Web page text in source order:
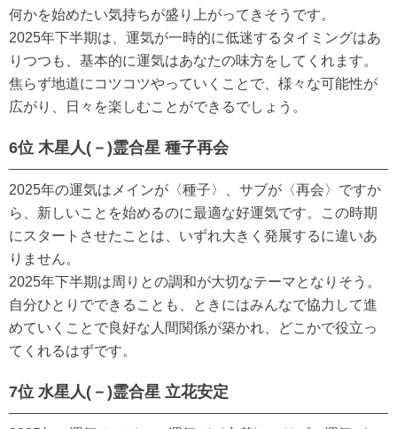
何かを始めたい気持ちが盛り上がってきそうです。
2025年下半期は、運気が一時的に低迷するタイミングはあ
りつつも、基本的に運気はあなたの味方をしてくれます。
焦らず地道にコツコツやっていくことで、様々な可能性が
広がり、日々を楽しむことができるでしょう。
6位 木星人(－)霊合星 種子再会
2025年の運気はメインが〈種子〉、サブが〈再会〉ですか
ら、新しいことを始めるのに最適な好運気です。この時期
にスタートさせたことは、いずれ大きく発展するに違いあ
りません。
2025年下半期は周りとの調和が大切なテーマとなりそう。
自分ひとりでできることも、ときにはみんなで協力して進
めていくことで良好な人間関係が築かれ、どこかで役立っ
てくれるはずです。
7位 水星人(－)霊合星 立花安定